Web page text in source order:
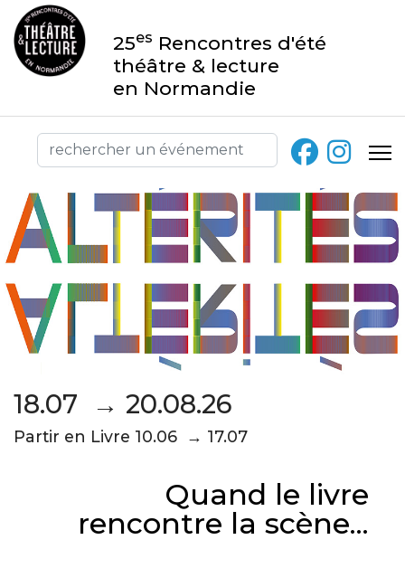
25es Rencontres d'été
théâtre & lecture
en Normandie
18.07 → 20.08.26
Partir en Livre 10.06 → 17.07
Quand le livre
rencontre la scène...